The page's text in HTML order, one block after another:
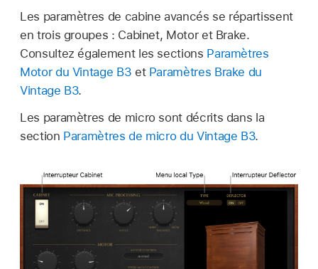
Les paramètres de cabine avancés se répartissent
en trois groupes : Cabinet, Motor et Brake.
Consultez également les sections Paramètres
Motor du Vintage B3 et Paramètres Brake du
Vintage B3.
Les paramètres de micro sont décrits dans la
section Paramètres de micro du Vintage B3.